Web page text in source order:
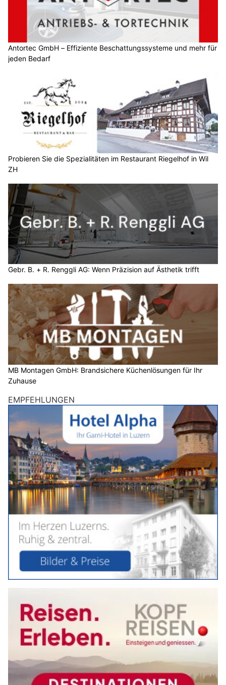
Antortec GmbH – Effiziente Beschattungssysteme und mehr für
jeden Bedarf
Probieren Sie die Spezialitäten im Restaurant Riegelhof in Wil
ZH
Gebr. B. + R. Renggli AG: Wenn Präzision auf Ästhetik trifft
MB Montagen GmbH: Brandsichere Küchenlösungen für Ihr
Zuhause
EMPFEHLUNGEN